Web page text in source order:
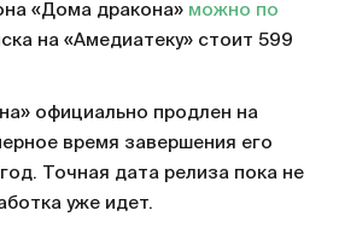
«Дома дракона» можно по
на «Амедиатеку» стоит 599
официально продлен на
время завершения его
Точная дата релиза пока не
уже идет.